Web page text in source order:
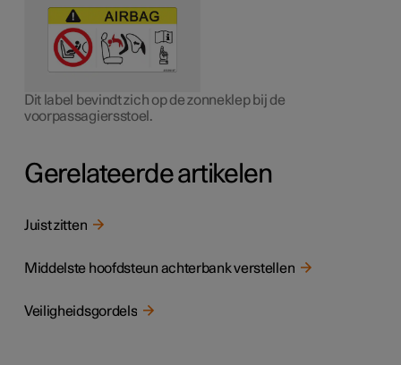
Dit label bevindt zich op de zonneklep bij de
voorpassagiersstoel.
Gerelateerde artikelen
Juist zitten
Middelste hoofdsteun achterbank verstellen
Veiligheidsgordels